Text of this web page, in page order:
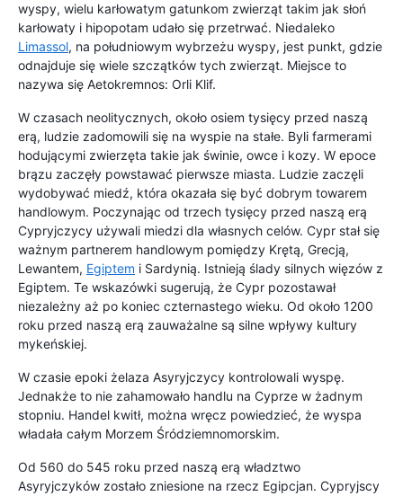
wyspy, wielu karłowatym gatunkom zwierząt takim jak słoń
karłowaty i hipopotam udało się przetrwać. Niedaleko
Limassol, na południowym wybrzeżu wyspy, jest punkt, gdzie
odnajduje się wiele szczątków tych zwierząt. Miejsce to
nazywa się Aetokremnos: Orli Klif.
W czasach neolitycznych, około osiem tysięcy przed naszą
erą, ludzie zadomowili się na wyspie na stałe. Byli farmerami
hodującymi zwierzęta takie jak świnie, owce i kozy. W epoce
brązu zaczęły powstawać pierwsze miasta. Ludzie zaczęli
wydobywać miedź, która okazała się być dobrym towarem
handlowym. Poczynając od trzech tysięcy przed naszą erą
Cypryjczycy używali miedzi dla własnych celów. Cypr stał się
ważnym partnerem handlowym pomiędzy Krętą, Grecją,
Lewantem, Egiptem i Sardynią. Istnieją ślady silnych więzów z
Egiptem. Te wskazówki sugerują, że Cypr pozostawał
niezależny aż po koniec czternastego wieku. Od około 1200
roku przed naszą erą zauważalne są silne wpływy kultury
mykeńskiej.
W czasie epoki żelaza Asyryjczycy kontrolowali wyspę.
Jednakże to nie zahamowało handlu na Cyprze w żadnym
stopniu. Handel kwitł, można wręcz powiedzieć, że wyspa
władała całym Morzem Śródziemnomorskim.
Od 560 do 545 roku przed naszą erą władztwo
Asyryjczyków zostało zniesione na rzecz Egipcjan. Cypryjscy